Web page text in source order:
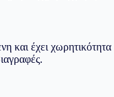
και έχει χωρητικότητα